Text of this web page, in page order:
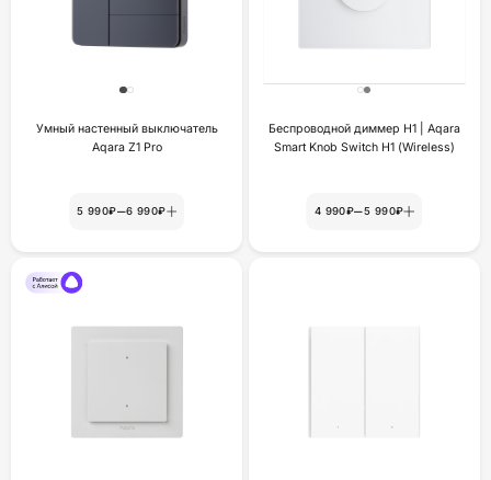
Умный настенный выключатель
Aqara Z1 Pro
5 990₽–6 990₽
Беспроводной диммер Н1 | Aqara
Smart Knob Switch H1 (Wireless)
4 990₽–5 990₽